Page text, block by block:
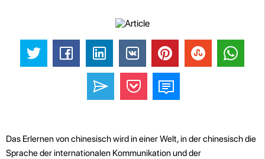
Das Erlernen von chinesisch wird in einer Welt, in der chinesisch die
Sprache der internationalen Kommunikation und der